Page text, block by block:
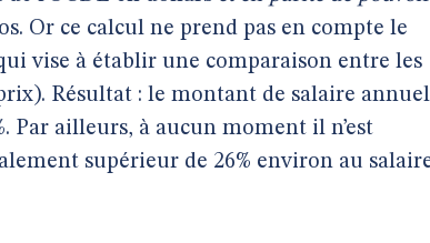
Or ce calcul ne prend pas en compte le
vise à établir une comparaison entre les
Résultat : le montant de salaire annuel
Par ailleurs, à aucun moment il n’est
supérieur de 26% environ au